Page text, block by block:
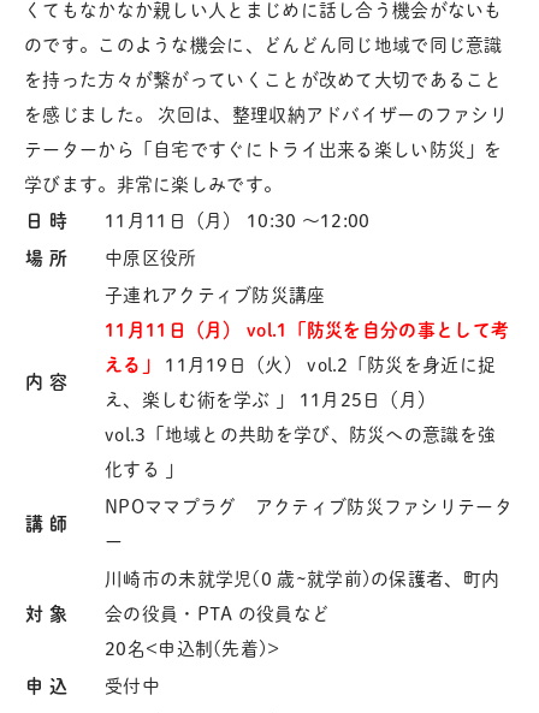
くてもなかなか親しい人とまじめに話し合う機会がないも
のです。このような機会に、どんどん同じ地域で同じ意識
を持った方々が繋がっていくことが改めて大切であること
を感じました。 次回は、整理収納アドバイザーのファシリ
テーターから「自宅ですぐにトライ出来る楽しい防災」を
学びます。非常に楽しみです。
日 時
11月11日（月） 10:30 〜12:00
場 所 中原区役所
内 容
子連れアクティブ防災講座
11月11日（月）
vol.1「防災を自分の事として考
える」
11月19日（火） vol.2「防災を身近に捉
え、楽しむ術を学ぶ 」 11月25日（月）
vol.3「地域との共助を学び、防災への意識を強
化する 」
講 師
NPOママプラグ アクティブ防災ファシリテータ
ー
対 象
川崎市の未就学児(0 歳~就学前)の保護者、町内
会の役員・PTA の役員など
20名<申込制(先着)>
申 込 受付中